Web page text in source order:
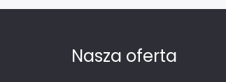
Nasza oferta